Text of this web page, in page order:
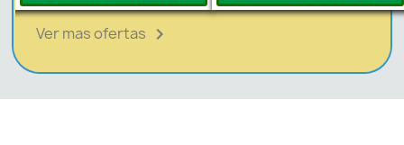
Ver mas ofertas 